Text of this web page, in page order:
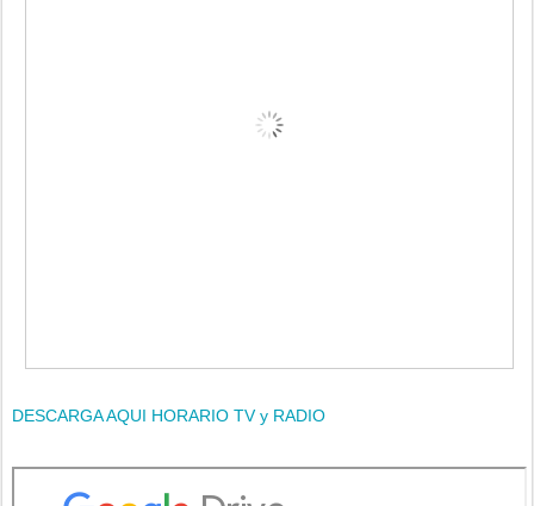
DESCARGA AQUI HORARIO TV y RADIO